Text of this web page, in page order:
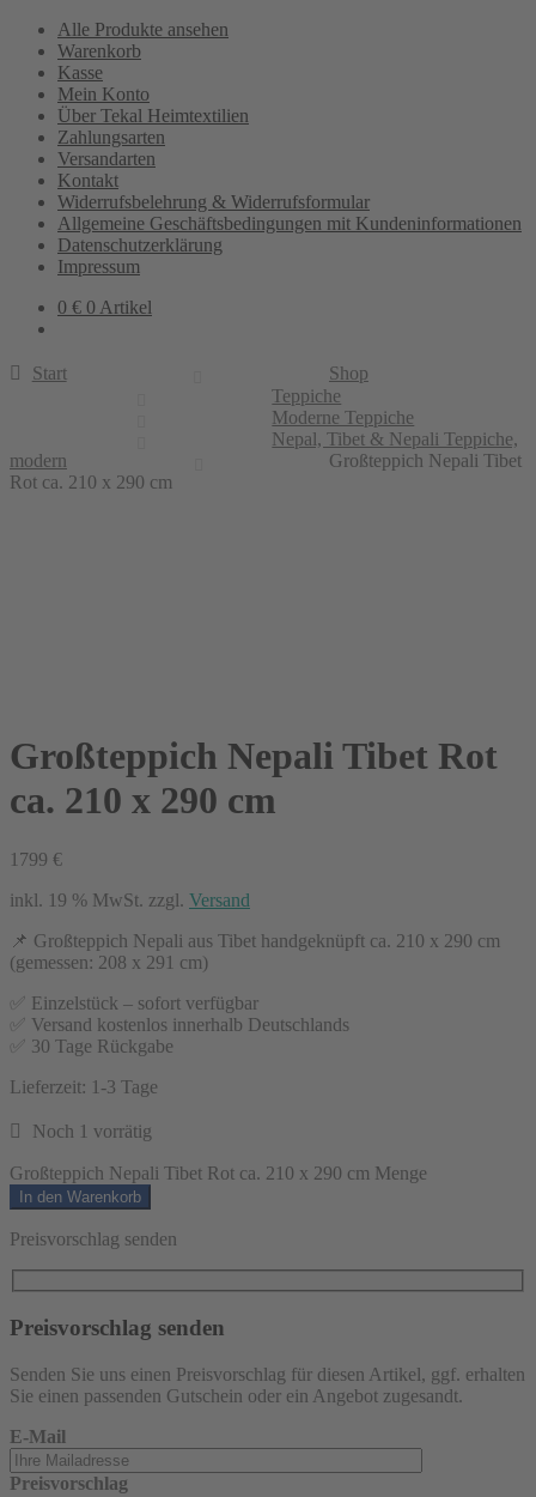
Alle Produkte ansehen
Warenkorb
Kasse
Mein Konto
Über Tekal Heimtextilien
Zahlungsarten
Versandarten
Kontakt
Widerrufsbelehrung & Widerrufsformular
Allgemeine Geschäftsbedingungen mit Kundeninformationen
Datenschutzerklärung
Impressum
0 € 0 Artikel
Start
Shop
Teppiche
Moderne Teppiche
Nepal, Tibet & Nepali Teppiche,
modern
Großteppich Nepali Tibet
Rot ca. 210 x 290 cm
Großteppich Nepali Tibet Rot
ca. 210 x 290 cm
1799 €
inkl. 19 % MwSt. zzgl. Versand
📌 Großteppich Nepali aus Tibet handgeknüpft ca. 210 x 290 cm
(gemessen: 208 x 291 cm)
✅ Einzelstück – sofort verfügbar
✅ Versand kostenlos innerhalb Deutschlands
✅ 30 Tage Rückgabe
Lieferzeit: 1-3 Tage
Noch 1 vorrätig
Großteppich Nepali Tibet Rot ca. 210 x 290 cm Menge
In den Warenkorb
Preisvorschlag senden
Preisvorschlag senden
Senden Sie uns einen Preisvorschlag für diesen Artikel, ggf. erhalten
Sie einen passenden Gutschein oder ein Angebot zugesandt.
E-Mail
Preisvorschlag